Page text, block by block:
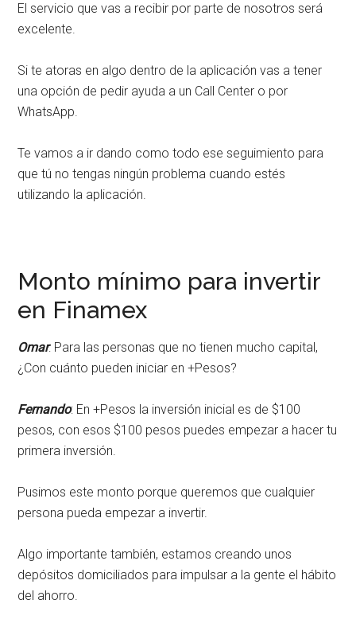
El servicio que vas a recibir por parte de nosotros será
excelente.
Si te atoras en algo dentro de la aplicación vas a tener
una opción de pedir ayuda a un Call Center o por
WhatsApp.
Te vamos a ir dando como todo ese seguimiento para
que tú no tengas ningún problema cuando estés
utilizando la aplicación.
Monto mínimo para invertir
en Finamex
Omar: Para las personas que no tienen mucho capital,
¿Con cuánto pueden iniciar en +Pesos?
Fernando: En +Pesos la inversión inicial es de $100
pesos, con esos $100 pesos puedes empezar a hacer tu
primera inversión.
Pusimos este monto porque queremos que cualquier
persona pueda empezar a invertir.
Algo importante también, estamos creando unos
depósitos domiciliados para impulsar a la gente el hábito
del ahorro.